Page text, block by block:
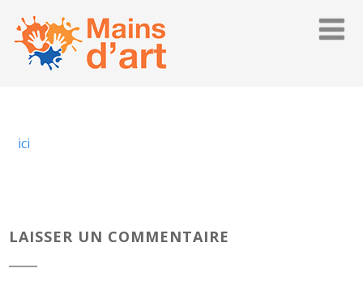
ici
LAISSER UN COMMENTAIRE